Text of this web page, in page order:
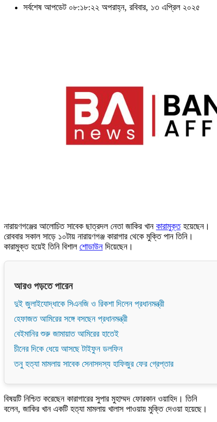
সর্বশেষ আপডেট ০৮:১৮:২২ অপরাহ্ন, রবিবার, ১৩ এপ্রিল ২০২৫
নারায়ণগঞ্জের আলোচিত সাবেক ছাত্রদল নেতা জাকির খান কারামুক্তহয়েছেন।
রোববার সকাল সাড়ে ১০টায় নারায়ণগঞ্জ কারাগার থেকে মুক্তি পান তিনি।
কারামুক্ত হয়েই তিনি বিশাল শোডাউন দিয়েছেন।
আরও পড়তে পারেন
দুই জুলাইযোদ্ধাকে সিএনজি ও রিকশা দিলেন প্রধানমন্ত্রী
হেফাজত আমিরের সঙ্গে বসছেন প্রধানমন্ত্রী
বেইমানির শুরু জামায়াত আমিরের হাতেই
চীনের দিকে ধেয়ে আসছে টাইফুন ডলফিন
তনু হত্যা মামলায় সাবেক সেনাসদস্য হাফিজুর ফের গ্রেপ্তার
বিষয়টি নিশ্চিত করেছেন কারাগারের সুপার মুহাম্মদ ফোরকান ওয়াহিদ। তিনি
বলেন, জাকির খান একটি হত্যা মামলায় খালাস পাওয়ায় মুক্তি দেওয়া হয়েছে।